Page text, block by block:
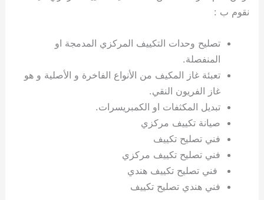
نقوم ب :
تصليح وحدات التكييف المركزي المدمجة او
المنفصلة.
تعبئة غاز المكيف من الأنواع الفاخرة و الأصلية و هو
غاز الفريون النقي.
تبديل المكثفات او الكمبريسرات.
صيانة تكييف مركزي
فني تصليح تكييف
فني تصليح تكييف مركزي
فني تصليح تكييف هندي
فني هندي تصليح تكييف